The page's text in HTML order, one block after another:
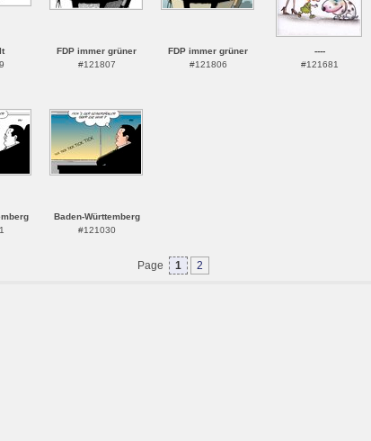
FDP immer grüner
#121807
FDP immer grüner
#121806
----
#121681
Baden-Württemberg
#121030
Page 1 2